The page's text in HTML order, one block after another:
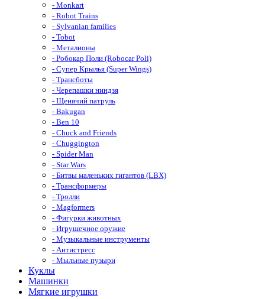
- Monkart
- Robot Trains
- Sylvanian families
- Tobot
- Металионы
- Робокар Поли (Robocar Poli)
- Супер Крылья (Super Wings)
- Трансботы
- Черепашки ниндзя
- Щенячий патруль
- Bakugan
- Ben 10
- Chuck and Friends
- Chuggington
- Spider Man
- Star Wars
- Битвы маленьких гигантов (LBX)
- Трансформеры
- Тролли
- Magformers
- Фигурки животных
- Игрушечное оружие
- Музыкальные инструменты
- Антистресс
- Мыльные пузыри
Куклы
Машинки
Мягкие игрушки